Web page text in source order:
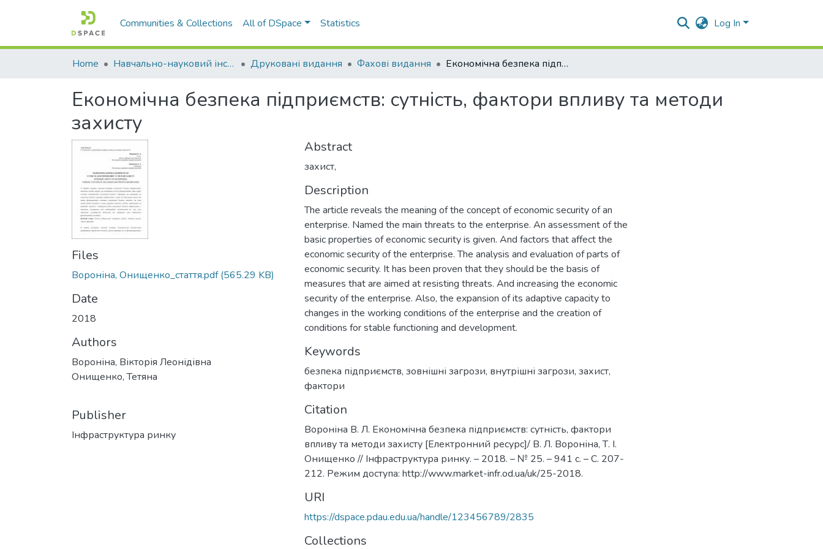
Communities & Collections All of DSpace Statistics Log In
Home Навчально-науковий інститут економіки, управління, права та інформаційних технологій Друковані видання Фахові видання Економічна безпека підприємств: сутність, фактори впливу та методи захисту
Економічна безпека підприємств: сутність, фактори впливу та методи
захисту
Files
Вороніна, Онищенко_стаття.pdf(565.29 KB)
Date
2018
Authors
Вороніна, Вікторія Леонідівна
Онищенко, Тетяна
Publisher
Інфраструктура ринку
Abstract
захист,
Description
The article reveals the meaning of the concept of economic security of an
enterprise. Named the main threats to the enterprise. An assessment of the
basic properties of economic security is given. And factors that affect the
economic security of the enterprise. The analysis and evaluation of parts of
economic security. It has been proven that they should be the basis of
measures that are aimed at resisting threats. And increasing the economic
security of the enterprise. Also, the expansion of its adaptive capacity to
changes in the working conditions of the enterprise and the creation of
conditions for stable functioning and development.
Keywords
безпека підприємств, зовнішні загрози, внутрішні загрози, захист,
фактори
Citation
Вороніна В. Л. Економічна безпека підприємств: сутність, фактори
впливу та методи захисту [Електронний ресурс]/ В. Л. Вороніна, Т. І.
Онищенко // Інфраструктура ринку. – 2018. – № 25. – 941 с. – С. 207-
212. Режим доступа: http://www.market-infr.od.ua/uk/25-2018.
URI
https://dspace.pdau.edu.ua/handle/123456789/2835
Collections